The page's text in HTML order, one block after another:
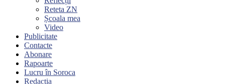
Reteta ZN
Școala mea
Video
Publicitate
Contacte
Abonare
Rapoarte
Lucru în Soroca
Redacția